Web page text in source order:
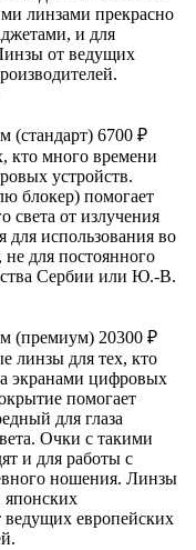
линзами прекрасно
и для
от ведущих
(стандарт) 6700 ₽
кто много времени
устройств.
блокер) помогает
света от излучения
использования во
для постоянного
Сербии или Ю.-В.
(премиум) 20300 ₽
линзы для тех, кто
экранами цифровых
помогает
для глаза
Очки с такими
и для работы с
ношения. Линзы
японских
европейских